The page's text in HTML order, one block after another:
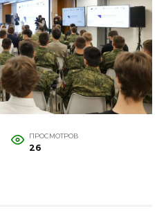
ПРОСМОТРОВ
26